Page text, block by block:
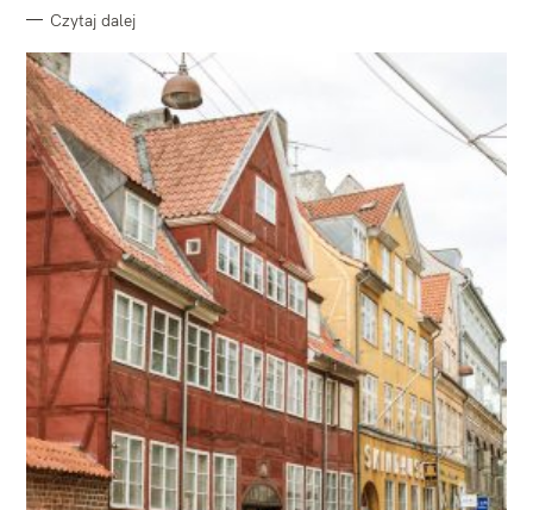
Czytaj dalej